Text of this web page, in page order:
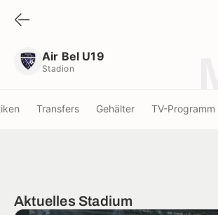
Air Bel U19
Stadion
Transfers Gehälter TV-Programm
Aktuelles Stadium